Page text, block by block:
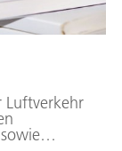
Luftverkehr